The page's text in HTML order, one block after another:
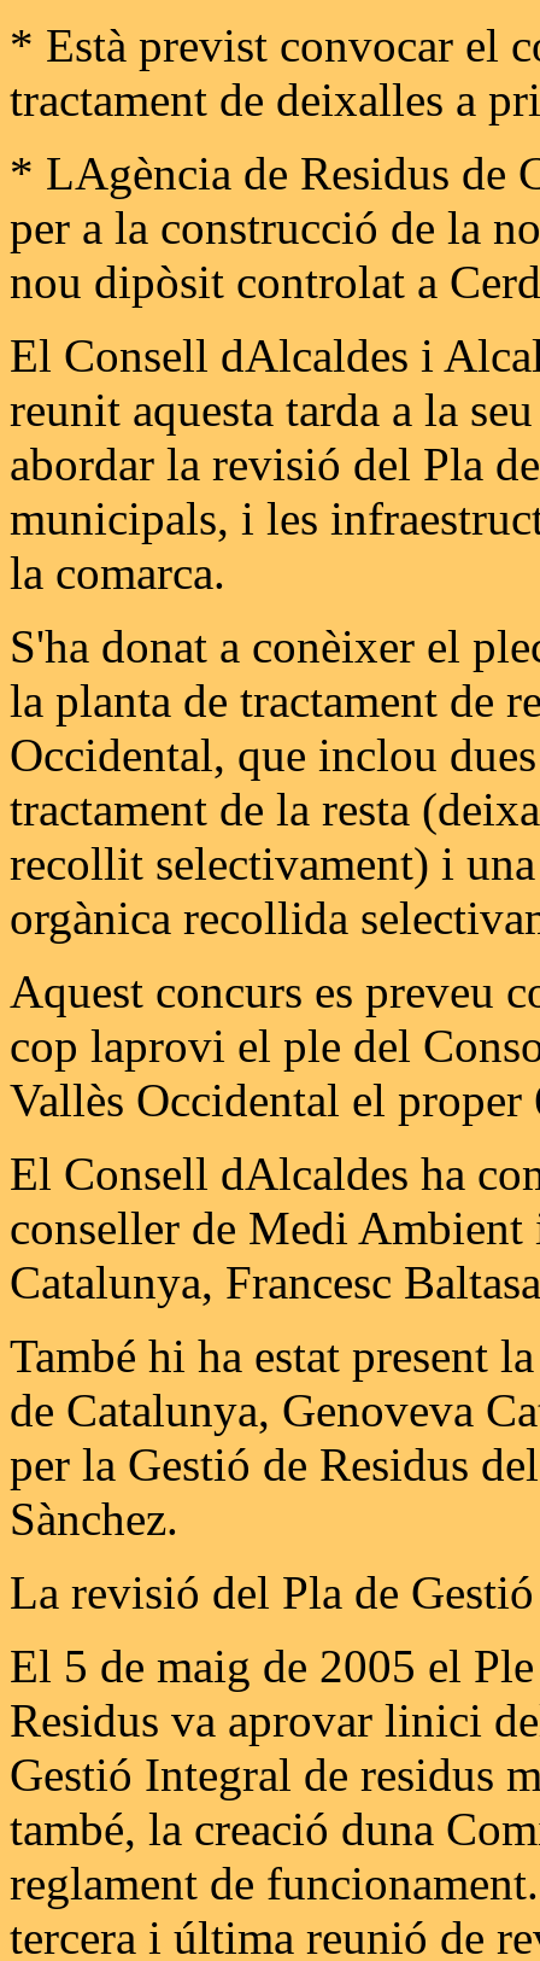
* Està previst convocar el
tractament de deixalles a
* LAgència de Residus de
per a la construcció de la
nou dipòsit controlat a
El Consell dAlcaldes i
reunit aquesta tarda a la
abordar la revisió del Pla
municipals, i les
la comarca.
S'ha donat a conèixer el
la planta de tractament de
Occidental, que inclou
tractament de la resta
recollit selectivament) i
orgànica recollida
Aquest concurs es preveu
cop laprovi el ple del
Vallès Occidental el
El Consell dAlcaldes ha
conseller de Medi Ambient
Catalunya, Francesc
També hi ha estat present
de Catalunya, Genoveva
per la Gestió de Residus
Sànchez.
La revisió del Pla de
El 5 de maig de 2005 el
Residus va aprovar linici
Gestió Integral de residus
també, la creació duna
reglament de
tercera i última reunió de